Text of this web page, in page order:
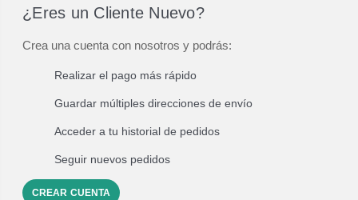
¿Eres un Cliente Nuevo?
Crea una cuenta con nosotros y podrás:
Realizar el pago más rápido
Guardar múltiples direcciones de envío
Acceder a tu historial de pedidos
Seguir nuevos pedidos
CREAR CUENTA